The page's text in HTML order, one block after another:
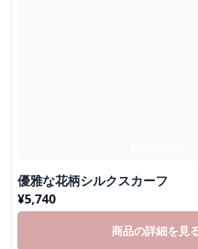
優雅な花柄シルクスカーフ
¥5,740
商品の詳細を見